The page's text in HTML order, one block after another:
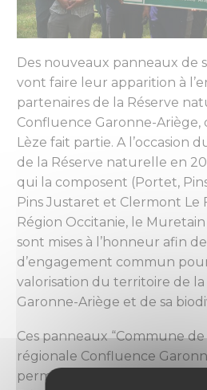
Des nouveaux panneaux de
vont faire leur apparition à
partenaires de la Réserve
Confluence Garonne-
Lèze fait partie. A l’occasion
de la Réserve naturelle en
qui la composent (Portet,
Pins Justaret et Clermont Le
Région Occitanie, le
sont mises à l’honneur afin
d’engagement commun
valorisation du territoire de
Garonne-Ariège et de sa
Ces panneaux “Commune
régionale Confluence
permettront aux habitants